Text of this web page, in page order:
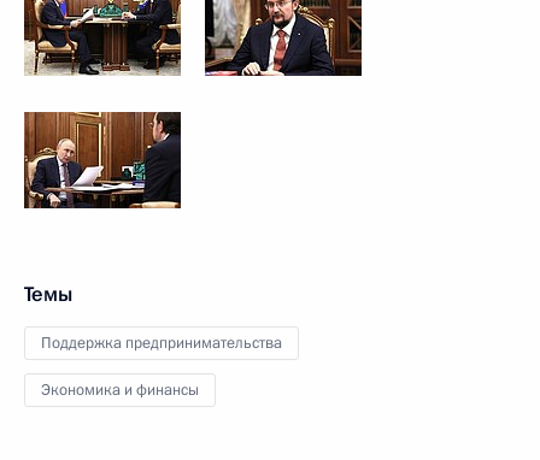
Темы
Поддержка предпринимательства
Экономика и финансы